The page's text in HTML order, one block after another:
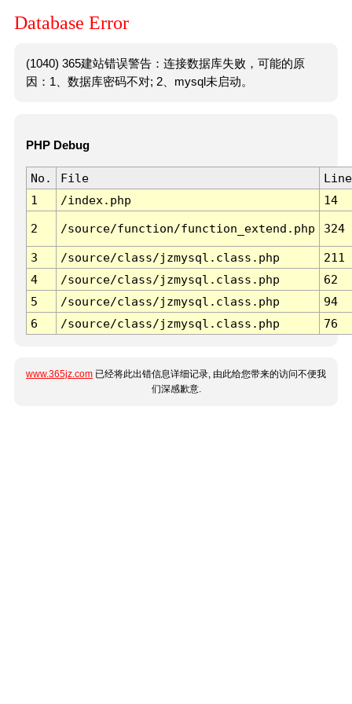
Database Error
(1040) 365建站错误警告：连接数据库失败，可能的原
因：1、数据库密码不对; 2、mysql未启动。
PHP Debug
No. File
Line
1
/index.php 14
2 /source/function/function_extend.php 324
3 /source/class/jzmysql.class.php
211
4
/source/class/jzmysql.class.php
62
5
/source/class/jzmysql.class.php
94
6
/source/class/jzmysql.class.php 76
www.365jz.com 已经将此出错信息详细记录, 由此给您带来的访问不便我
们深感歉意.